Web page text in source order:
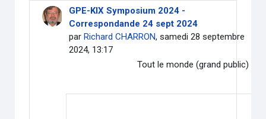
GPE-KIX Symposium 2024 -
Correspondande 24 sept 2024
parRichard CHARRON, samedi 28 septembre
2024, 13:17
Tout le monde (grand public)